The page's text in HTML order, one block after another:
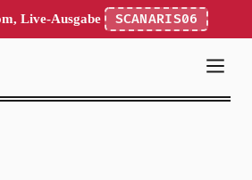
Live-Ausgabe SCANARIS06